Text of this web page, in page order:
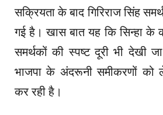
सक्रियता के बाद गिरिराज सिंह
गई है। खास बात यह कि सिन्हा के
समर्थकों की स्पष्ट दूरी भी देखी
भाजपा के अंदरूनी समीकरणों
कर रही है।